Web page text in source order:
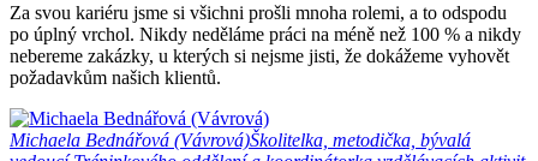
Za svou kariéru jsme si všichni prošli mnoha rolemi, a to odspodu
po úplný vrchol. Nikdy neděláme práci na méně než 100 % a nikdy
nebereme zakázky, u kterých si nejsme jisti, že dokážeme vyhovět
požadavkům našich klientů.
Michaela Bednářová (Vávrová)Školitelka, metodička, bývalá